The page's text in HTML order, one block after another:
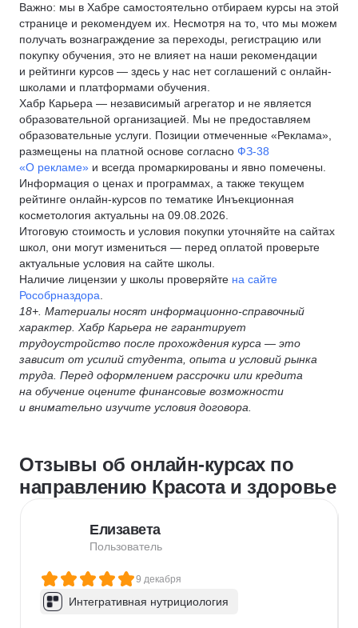
Важно: мы в Хабре самостоятельно отбираем курсы на этой
странице и рекомендуем их. Несмотря на то, что мы можем
получать вознаграждение за переходы, регистрацию или
покупку обучения, это не влияет на наши рекомендации
и рейтинги курсов — здесь у нас нет соглашений с онлайн-
школами и платформами обучения.
Хабр Карьера — независимый агрегатор и не является
образовательной организацией. Мы не предоставляем
образовательные услуги. Позиции отмеченные «Реклама»,
размещены на платной основе согласно ФЗ-38
«О рекламе» и всегда промаркированы и явно помечены.
Информация о ценах и программах, а также текущем
рейтинге онлайн-курсов по тематике Инъекционная
косметология актуальны на 09.08.2026.
Итоговую стоимость и условия покупки уточняйте на сайтах
школ, они могут измениться — перед оплатой проверьте
актуальные условия на сайте школы.
Наличие лицензии у школы проверяйте на сайте
Рособрназдора
18+. Материалы носят информационно-справочный
характер. Хабр Карьера не гарантирует
трудоустройство после прохождения курса — это
зависит от усилий студента, опыта и условий рынка
труда. Перед оформлением рассрочки или кредита
на обучение оцените финансовые возможности
и внимательно изучите условия договора.
Отзывы об онлайн-курсах по
направлению Красота и здоровье
Елизавета
Пользователь
9 декабря
Интегративная нутрициология